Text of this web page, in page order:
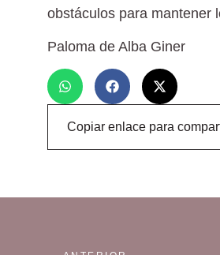
obstáculos para mantener
Paloma de Alba Giner
Copiar enlace para